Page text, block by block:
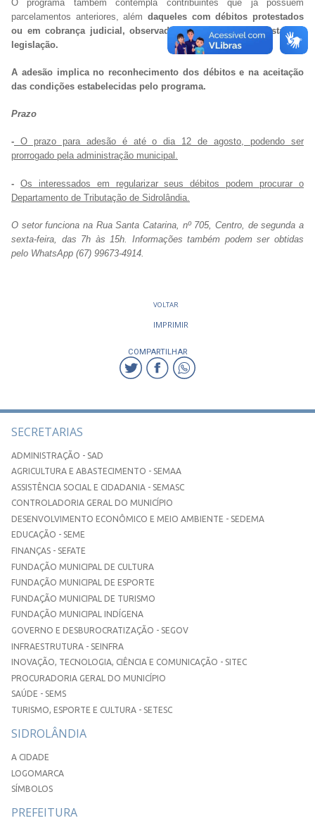
O programa também contempla contribuintes que já possuem
parcelamentos anteriores, além daqueles com débitos protestados
ou em cobrança judicial, observadas as exigências previstas na
legislação.
A adesão implica no reconhecimento dos débitos e na aceitação
das condições estabelecidas pelo programa.
Prazo
- O prazo para adesão é até o dia 12 de agosto, podendo ser
prorrogado pela administração municipal.
- Os interessados em regularizar seus débitos podem procurar o
Departamento de Tributação de Sidrolândia.
O setor funciona na Rua Santa Catarina, nº 705, Centro, de segunda a
sexta-feira, das 7h às 15h. Informações também podem ser obtidas
pelo WhatsApp (67) 99673-4914.
VOLTAR
IMPRIMIR
COMPARTILHAR
SECRETARIAS
ADMINISTRAÇÃO - SAD
AGRICULTURA E ABASTECIMENTO - SEMAA
ASSISTÊNCIA SOCIAL E CIDADANIA - SEMASC
CONTROLADORIA GERAL DO MUNICÍPIO
DESENVOLVIMENTO ECONÔMICO E MEIO AMBIENTE - SEDEMA
EDUCAÇÃO - SEME
FINANÇAS - SEFATE
FUNDAÇÃO MUNICIPAL DE CULTURA
FUNDAÇÃO MUNICIPAL DE ESPORTE
FUNDAÇÃO MUNICIPAL DE TURISMO
FUNDAÇÃO MUNICIPAL INDÍGENA
GOVERNO E DESBUROCRATIZAÇÃO - SEGOV
INFRAESTRUTURA - SEINFRA
INOVAÇÃO, TECNOLOGIA, CIÊNCIA E COMUNICAÇÃO - SITEC
PROCURADORIA GERAL DO MUNICÍPIO
SAÚDE - SEMS
TURISMO, ESPORTE E CULTURA - SETESC
SIDROLÂNDIA
A CIDADE
LOGOMARCA
SÍMBOLOS
PREFEITURA